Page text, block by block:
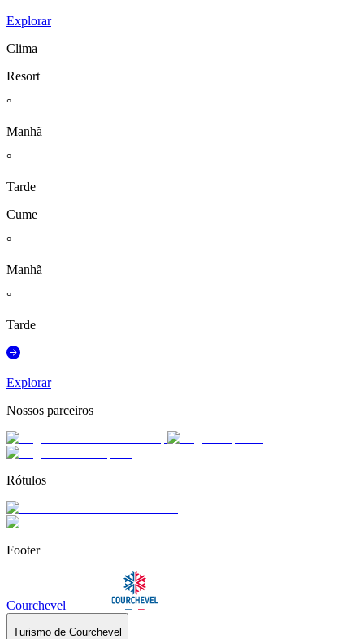
Explorar
Clima
Resort
°
Manhã
°
Tarde
Cume
°
Manhã
°
Tarde
Explorar
Nossos parceiros
Rótulos
Footer
Courchevel
Turismo de Courchevel